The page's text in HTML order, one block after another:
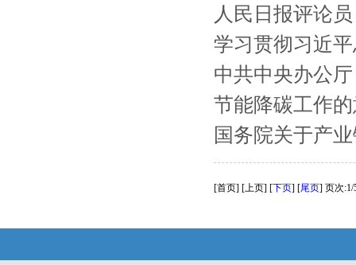
人民日报评论
学习贯彻习近
中共中央办公
节能降碳工作
国务院关于产
[首页] [上页] [下页] [尾页] 页次:1/